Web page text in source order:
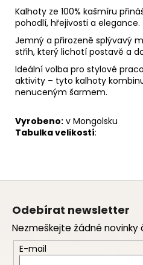
Kalhoty ze 100% kašmíru
pohodlí, hřejivosti a elegance.
Jemný a přirozeně splývavý
střih, který lichotí postavě a
Ideální volba pro stylové
aktivity – tyto kalhoty
nenuceným šarmem.
Vyrobeno: v Mongolsku
Tabulka velikostí:
Z
Odebírat newsletter
Nezmeškejte žádné novinky
E-mail